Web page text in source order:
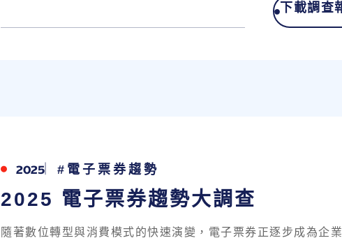
下載調查
2025 #電子票券趨勢
2025 電子票券趨勢大調查
隨著數位轉型與消費模式的快速演變，電子票券正逐步成為企